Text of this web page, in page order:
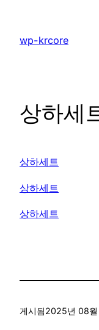
wp-krcore
상하세
상하세트
상하세트
상하세트
게시됨2025년 08월